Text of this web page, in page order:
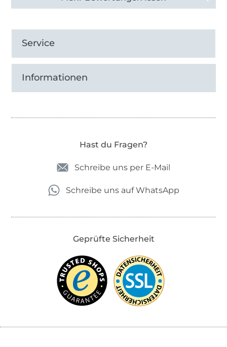
Service
Informationen
Hast du Fragen?
Schreibe uns per E-Mail
Schreibe uns auf WhatsApp
Geprüfte Sicherheit